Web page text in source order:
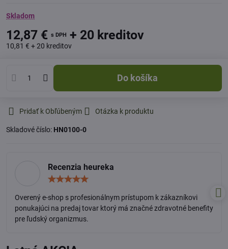
Skladom
12,87 € s DPH + 20 kreditov
10,81 € + 20 kreditov
Do košíka
Pridať k Obľúbeným Otázka k produktu
Skladové číslo: HN0100-0
Recenzia heureka
5
Overený e-shop s profesionálnym prístupom k zákazníkovi
ponukajúci na predaj tovar ktorý má značné zdravotné benefity
pre ľudský organizmus.